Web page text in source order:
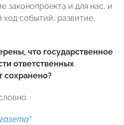
законопроекта и для нас, и
ход событий, развитие,
что государственное
ответственных
сохранено?